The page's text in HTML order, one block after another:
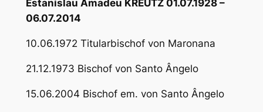
Estanislau Amadeu KREUTZ 01.07.1928 –
06.07.2014
10.06.1972 Titularbischof von Maronana
21.12.1973 Bischof von Santo Ângelo
15.06.2004 Bischof em. von Santo Ângelo